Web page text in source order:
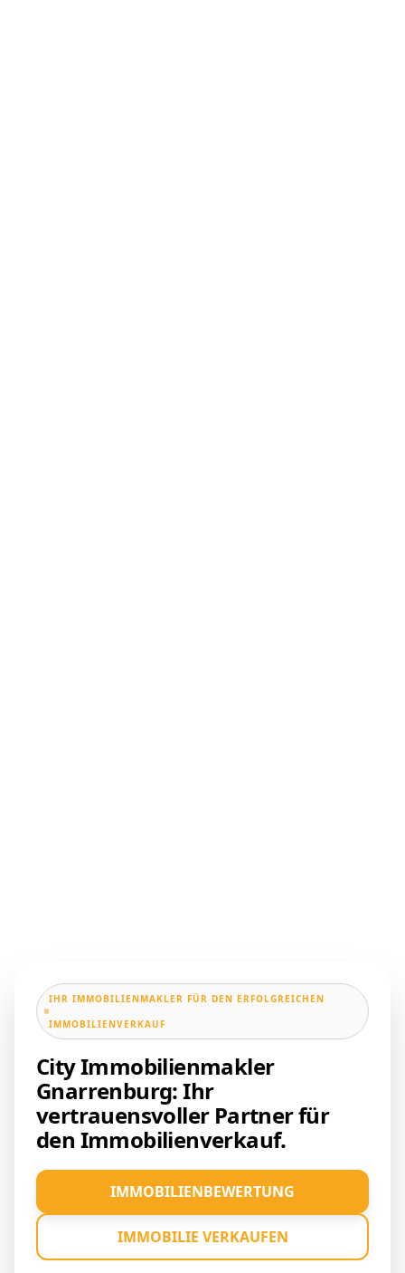
IHR IMMOBILIENMAKLER FÜR DEN ERFOLGREICHEN
IMMOBILIENVERKAUF
City Immobilienmakler
Gnarrenburg: Ihr
vertrauensvoller Partner für
den Immobilienverkauf.
IMMOBILIENBEWERTUNG
IMMOBILIE VERKAUFEN